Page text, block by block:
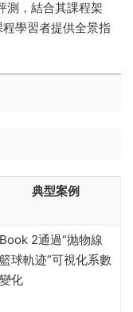
測，結合其課程架
學習者提供全景指
典型案例
Book 2通過“抛物線
籃球軌迹”可視化系數
變化